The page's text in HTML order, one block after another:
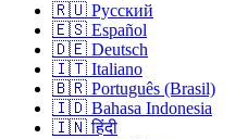
🇷🇺 Русский
🇪🇸 Español
🇩🇪 Deutsch
🇮🇹 Italiano
🇧🇷 Português (Brasil)
🇮🇩 Bahasa Indonesia
🇮🇳 हिंदी